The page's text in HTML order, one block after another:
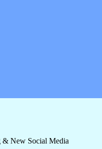
& New Social Media